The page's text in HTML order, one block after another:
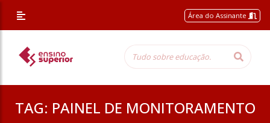
Área do Assinante
TAG: PAINEL DE MONITORAMENTO